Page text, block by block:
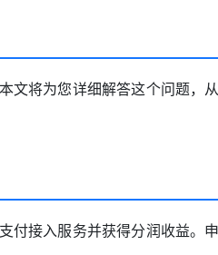
文将为您详细解答这个问题，
付接入服务并获得分润收益。